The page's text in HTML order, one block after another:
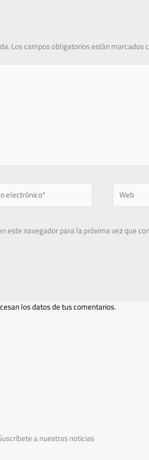
Los campos obligatorios están marcados
Web
este navegador para la próxima vez que
los datos de tus comentarios.
a nuestras noticias